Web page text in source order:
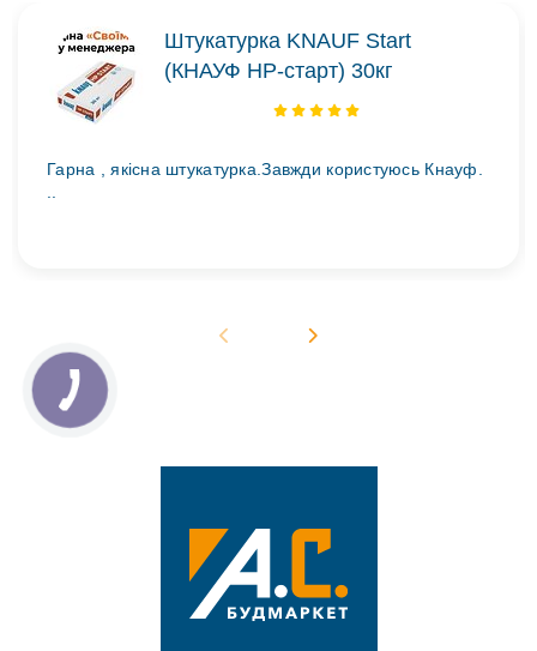
Штукатурка KNAUF Start
(КНАУФ НР-старт) 30кг
Гарна , якісна штукатурка.Завжди користуюсь Кнауф.
..